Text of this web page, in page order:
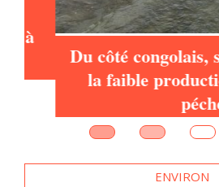
Du côté congolais,
la faible production
pécheurs
ENVIRON